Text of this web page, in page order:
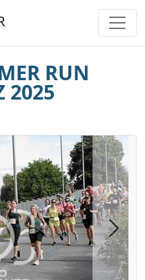
RUN
2025
Next